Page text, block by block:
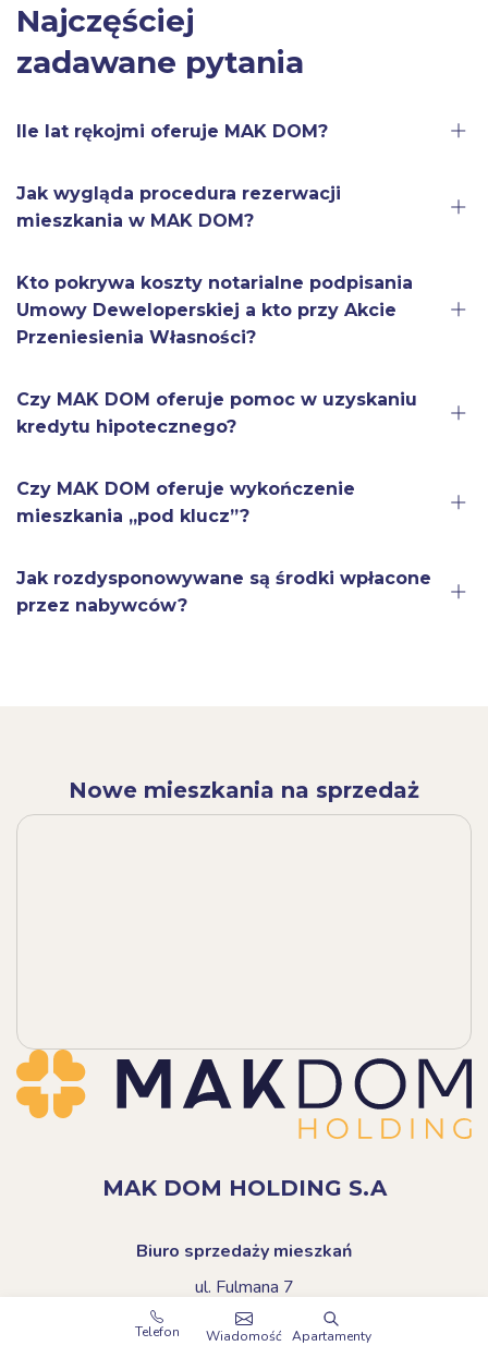
Najczęściej
zadawane pytania
Ile lat rękojmi oferuje MAK DOM?
Jak wygląda procedura rezerwacji
mieszkania w MAK DOM?
Kto pokrywa koszty notarialne podpisania
Umowy Deweloperskiej a kto przy Akcie
Przeniesienia Własności?
Czy MAK DOM oferuje pomoc w uzyskaniu
kredytu hipotecznego?
Czy MAK DOM oferuje wykończenie
mieszkania „pod klucz”?
Jak rozdysponowywane są środki wpłacone
przez nabywców?
Nowe mieszkania na sprzedaż
MAK DOM HOLDING S.A
Biuro sprzedaży mieszkań
ul. Fulmana 7
20-492 Lublin
+48 (81) 744 66 82
Telefon Wiadomość Apartamenty